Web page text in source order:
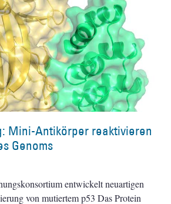
Mini-Antikörper reaktivieren
Genoms
entwickelt neuartigen
von mutiertem p53 Das Protein